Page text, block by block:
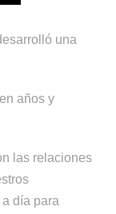
una
años y
las relaciones
día para